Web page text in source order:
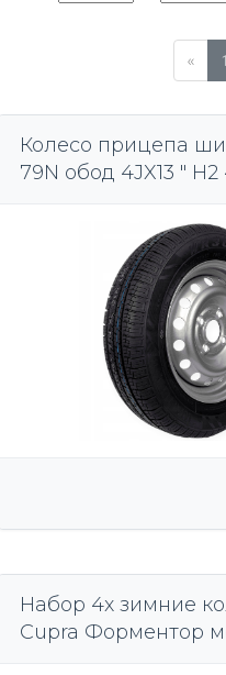
« 1
Колесо прицепа
79N обод 4JX13 " H2
Набор 4x зимние
Cupra Форментор